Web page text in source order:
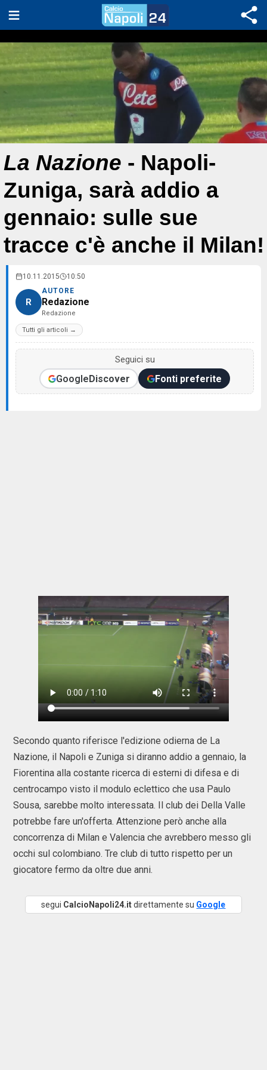
La Nazione - Napoli-
Zuniga, sarà addio a
gennaio: sulle sue
tracce c'è anche il Milan!
10.11.2015 10:50
R
AUTORE
Redazione
Redazione
Tutti gli articoli →
Seguici su
GoogleDiscover Fonti preferite
Secondo quanto riferisce l'edizione odierna de La
Nazione, il Napoli e Zuniga si diranno addio a gennaio, la
Fiorentina alla costante ricerca di esterni di difesa e di
centrocampo visto il modulo eclettico che usa Paulo
Sousa, sarebbe molto interessata. Il club dei Della Valle
potrebbe fare un'offerta. Attenzione però anche alla
concorrenza di Milan e Valencia che avrebbero messo gli
occhi sul colombiano. Tre club di tutto rispetto per un
giocatore fermo da oltre due anni.
segui CalcioNapoli24.itdirettamente su Google